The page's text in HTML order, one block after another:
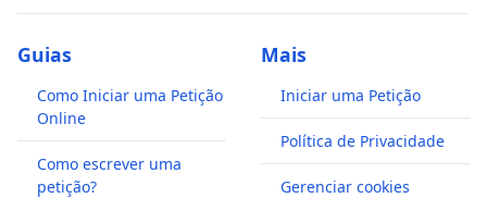
Guias
Como Iniciar uma Petição
Online
Como escrever uma
petição?
Mais
Iniciar uma Petição
Política de Privacidade
Gerenciar cookies